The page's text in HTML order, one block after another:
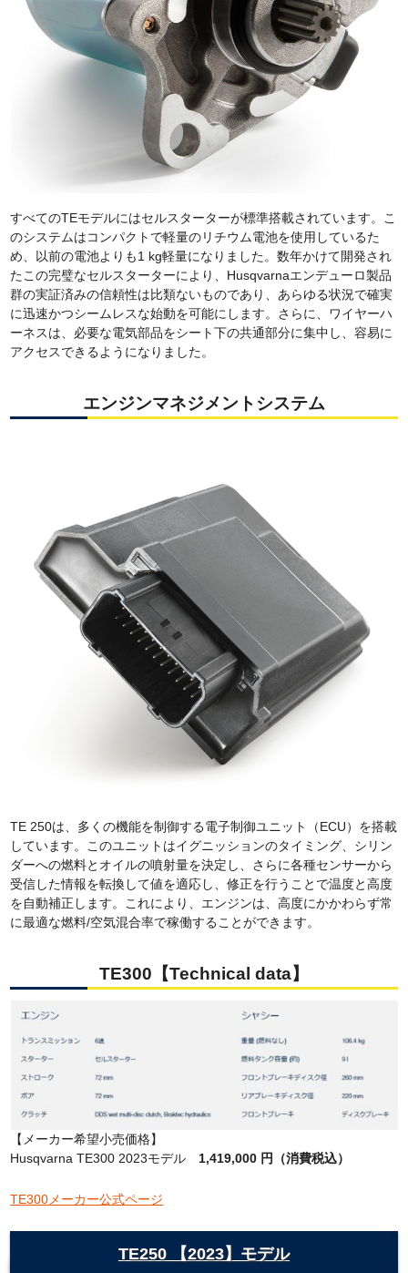
すべてのTEモデルにはセルスターターが標準搭載されています。こ
のシステムはコンパクトで軽量のリチウム電池を使用しているた
め、以前の電池よりも1 kg軽量になりました。数年かけて開発され
たこの完璧なセルスターターにより、Husqvarnaエンデューロ製品
群の実証済みの信頼性は比類ないものであり、あらゆる状況で確実
に迅速かつシームレスな始動を可能にします。さらに、ワイヤーハ
ーネスは、必要な電気部品をシート下の共通部分に集中し、容易に
アクセスできるようになりました。
エンジンマネジメントシステム
TE 250は、多くの機能を制御する電子制御ユニット（ECU）を搭載
しています。このユニットはイグニッションのタイミング、シリン
ダーへの燃料とオイルの噴射量を決定し、さらに各種センサーから
受信した情報を転換して値を適応し、修正を行うことで温度と高度
を自動補正します。これにより、エンジンは、高度にかかわらず常
に最適な燃料/空気混合率で稼働することができます。
TE300【Technical data】
【メーカー希望小売価格】
Husqvarna TE300 2023モデル 1,419,000 円（消費税込）
TE300メーカー公式ページ
TE250 【2023】モデル